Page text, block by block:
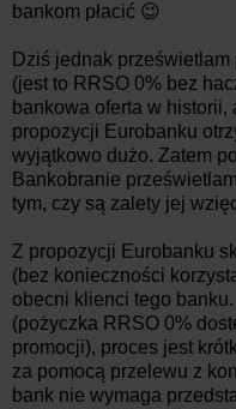
bankom płacić 😉
Dziś jednak
(jest to RRSO 0% bez
bankowa oferta w historii,
propozycji Eurobanku
wyjątkowo dużo. Zatem
Bankobranie
tym, czy są zalety jej
Z propozycji Eurobanku
(bez konieczności
obecni klienci tego
(pożyczka RRSO 0%
promocji), proces jest
za pomocą przelewu z
bank nie wymaga